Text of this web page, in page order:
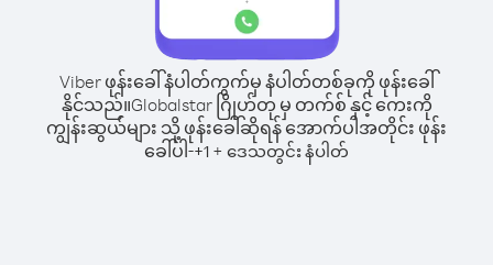
Viber ဖုန်းခေါ်နံပါတ်ကွက်မှ နံပါတ်တစ်ခုကို ဖုန်းခေါ်
နိုင်သည်။Globalstar ဂြိုဟ်တု မှ တက်စ် နှင့် ကေးကို
ကျွန်းဆွယ်များ သို့ ဖုန်းခေါ်ဆိုရန် အောက်ပါအတိုင်း ဖုန်း
ခေါ်ပါ-+1 + ဒေသတွင်း နံပါတ်